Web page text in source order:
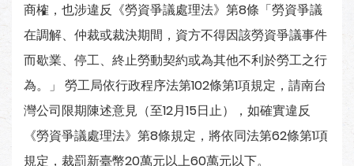
商榷，也涉違反《勞資爭議處理法》第8條「勞資爭議
在調解、仲裁或裁決期間，資方不得因該勞資爭議事件
而歇業、停工、終止勞動契約或為其他不利於勞工之行
為。」 勞工局依行政程序法第102條第1項規定，請南台
灣公司限期陳述意見（至12月15日止），如確實違反
《勞資爭議處理法》第8條規定，將依同法第62條第1項
規定，裁罰新臺幣20萬元以上60萬元以下。